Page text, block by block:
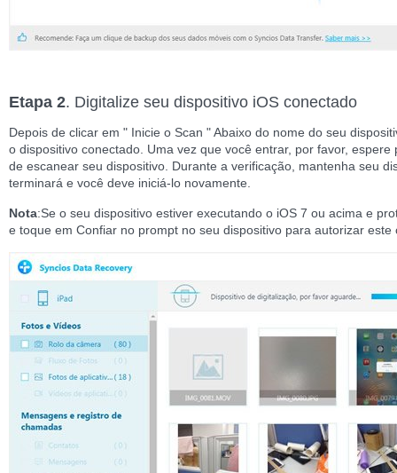
Etapa 2. Digitalize seu dispositivo iOS conectado
Depois de clicar em " Inicie o Scan " Abaixo do nome do seu
o dispositivo conectado. Uma vez que você entrar, por favor,
de escanear seu dispositivo. Durante a verificação, mantenha seu
terminará e você deve iniciá-lo novamente.
Nota:Se o seu dispositivo estiver executando o iOS 7 ou acima e
e toque em Confiar no prompt no seu dispositivo para autorizar este